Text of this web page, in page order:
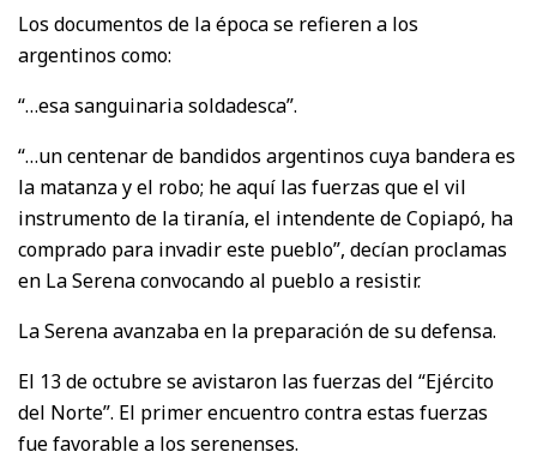
Los documentos de la época se refieren a los
argentinos como:
“…esa sanguinaria soldadesca”.
“…un centenar de bandidos argentinos cuya bandera es
la matanza y el robo; he aquí las fuerzas que el vil
instrumento de la tiranía, el intendente de Copiapó, ha
comprado para invadir este pueblo”, decían proclamas
en La Serena convocando al pueblo a resistir.
La Serena avanzaba en la preparación de su defensa.
El 13 de octubre se avistaron las fuerzas del “Ejército
del Norte”. El primer encuentro contra estas fuerzas
fue favorable a los serenenses.